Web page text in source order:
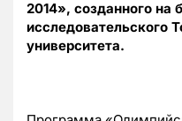
2014», созданного на
исследовательского
университета.